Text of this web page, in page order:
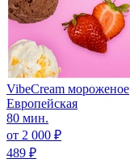
VibeCream мороженое
Европейская
80 мин.
от 2 000 ₽
489 ₽